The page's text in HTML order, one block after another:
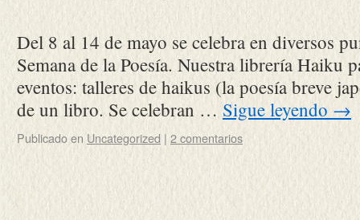
Del 8 al 14 de mayo se celebra en diversos
Semana de la Poesía. Nuestra librería Haiku
eventos: talleres de haikus (la poesía breve
de un libro. Se celebran … Sigue leyendo →
Publicado en Uncategorized | 2 comentarios